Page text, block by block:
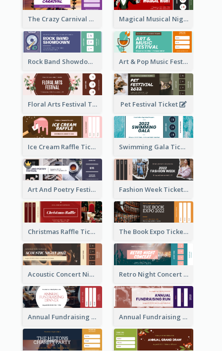
The Crazy Carnival Ticket Magical Musical Night Ticket
Rock Band Showdown Ticket Art & Pop Music Festival Ticket
Floral Arts Festival Ticket Pet Festival Ticket
Ice Cream Raffle Ticket Swimming Gala Ticket
Art And Poetry Festival Ticket Fashion Week Ticket
Christmas Raffle Ticket The Book Expo Ticket
Acoustic Concert Night Ticket Retro Night Concert Ticket
Annual Fundraising Dinner Ticket Annual Fundraising Run Ticket